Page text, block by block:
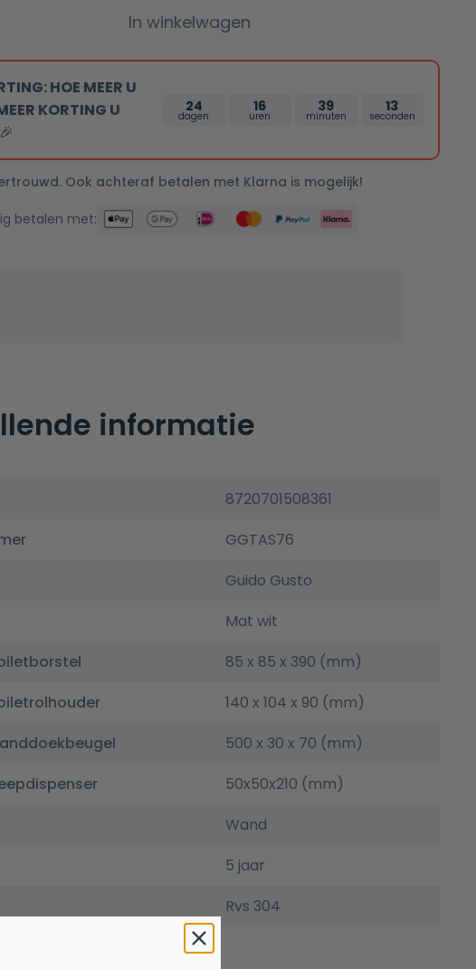
In winkelwagen
HOE MEER U
KORTING U
🎉
24
dagen
16
uren
39
minuten
12
seconden
Ook achteraf betalen met Klarna is mogelijk!
betalen met:
informatie
8720701508361
GGTAS76
Guido Gusto
Mat wit
85 x 85 x 390 (mm)
140 x 104 x 90 (mm)
500 x 30 x 70 (mm)
50x50x210 (mm)
Wand
5 jaar
Rvs 304